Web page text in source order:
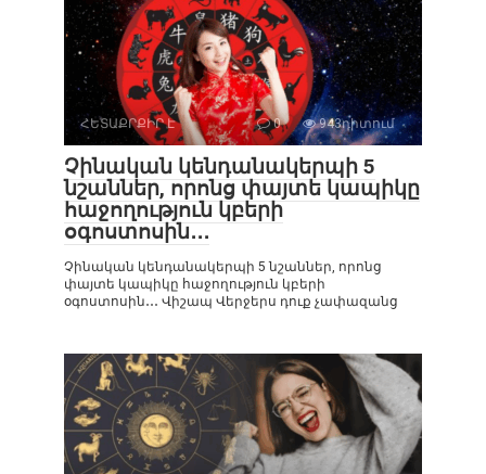
ՀԵՏԱՔՐՔԻՐ Է 0 943դիտում
Չինական կենդանակերպի 5
նշաններ, որոնց փայտե կապիկը
հաջողություն կբերի
օգոստոսին․․․
Չինական կենդանակերպի 5 նշաններ, որոնց
փայտե կապիկը հաջողություն կբերի
օգոստոսին․․․ Վիշապ Վերջերս դուք չափազանց